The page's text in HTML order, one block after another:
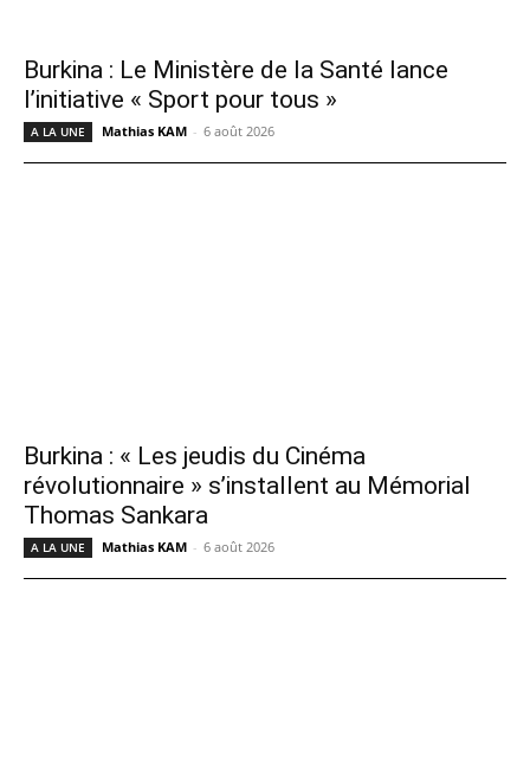
Burkina : Le Ministère de la Santé lance
l’initiative « Sport pour tous »
A LA UNE Mathias KAM - 6 août 2026
Burkina : « Les jeudis du Cinéma
révolutionnaire » s’installent au Mémorial
Thomas Sankara
A LA UNE Mathias KAM - 6 août 2026